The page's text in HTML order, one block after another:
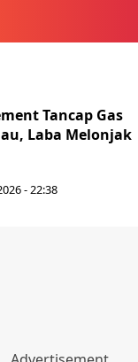
Tancap Gas
Laba Melonjak
- 22:38